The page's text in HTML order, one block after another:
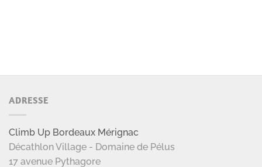
ADRESSE
Climb Up Bordeaux Mérignac
Décathlon Village - Domaine de Pélus
17 avenue Pythagore